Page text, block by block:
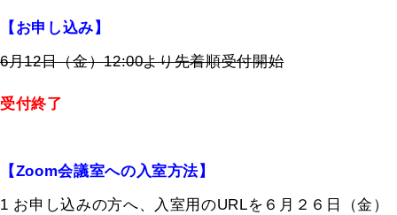
【お申し込み】
6月12日（金）12:00より先着順受付開始
受付終了
【Zoom会議室への入室方法】
1 お申し込みの方へ、入室用のURLを６月２６日（金）